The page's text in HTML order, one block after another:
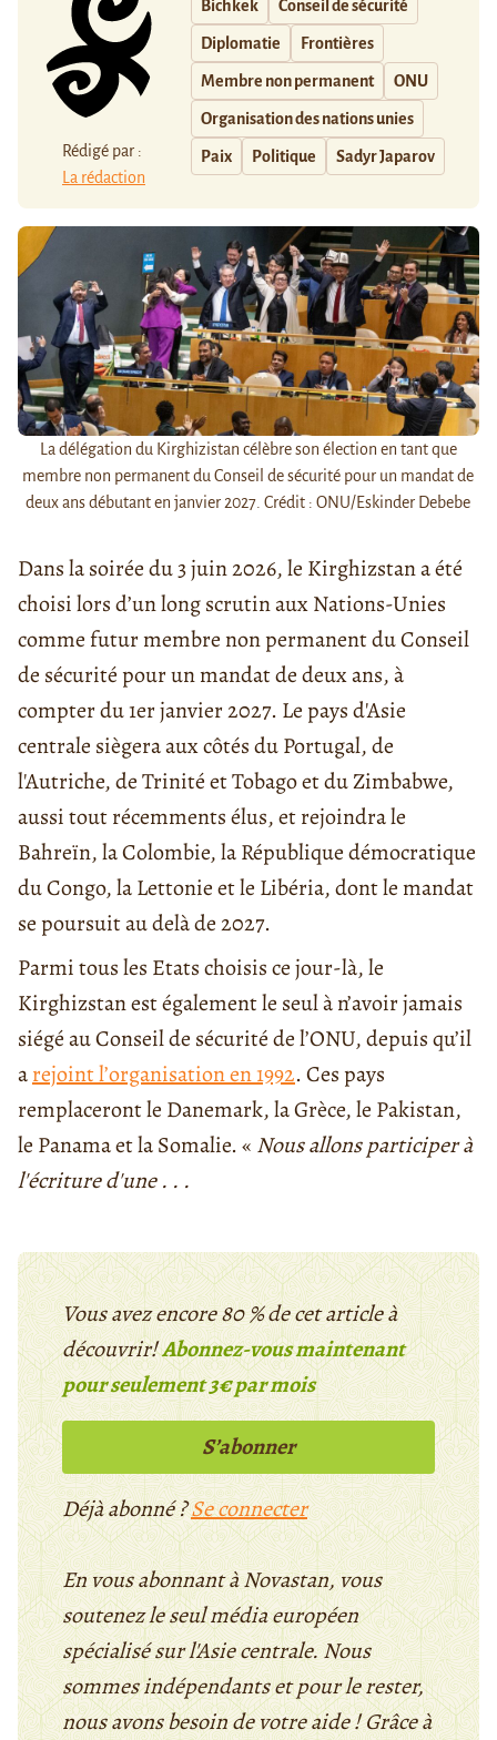
Rédigé par :
La rédaction
Bichkek Conseil de sécurité
Diplomatie Frontières
Membre non permanent ONU
Organisation des nations unies
Paix Politique Sadyr Japarov
La délégation du Kirghizistan célèbre son élection en tant que
membre non permanent du Conseil de sécurité pour un mandat de
deux ans débutant en janvier 2027. Crédit : ONU/Eskinder Debebe
Dans la soirée du 3 juin 2026, le Kirghizstan a été
choisi lors d’un long scrutin aux Nations-Unies
comme futur membre non permanent du Conseil
de sécurité pour un mandat de deux ans, à
compter du 1er janvier 2027. Le pays d'Asie
centrale siègera aux côtés du Portugal, de
l'Autriche, de Trinité et Tobago et du Zimbabwe,
aussi tout récemments élus, et rejoindra le
Bahreïn, la Colombie, la République démocratique
du Congo, la Lettonie et le Libéria, dont le mandat
se poursuit au delà de 2027.
Parmi tous les Etats choisis ce jour-là, le
Kirghizstan est également le seul à n’avoir jamais
siégé au Conseil de sécurité de l’ONU, depuis qu’il
arejoint l’organisation en 1992. Ces pays
remplaceront le Danemark, la Grèce, le Pakistan,
le Panama et la Somalie. « Nous allons participer à
l'écriture d'une . . .
Vous avez encore 80 % de cet article à
découvrir!Abonnez-vous maintenant
pour seulement 3€ par mois
S’abonner
Déjà abonné ?Se connecter
En vous abonnant à Novastan, vous
soutenez le seul média européen
spécialisé sur l'Asie centrale. Nous
sommes indépendants et pour le rester,
nous avons besoin de votre aide ! Grâce à